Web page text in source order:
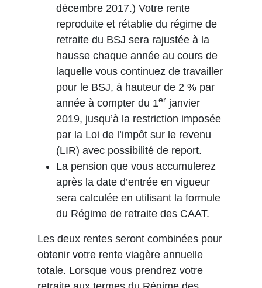
décembre 2017.) Votre rente
reproduite et rétablie du régime de
retraite du BSJ sera rajustée à la
hausse chaque année au cours de
laquelle vous continuez de travailler
pour le BSJ, à hauteur de 2 % par
année à compter du 1er janvier
2019, jusqu’à la restriction imposée
par la Loi de l’impôt sur le revenu
(LIR) avec possibilité de report.
La pension que vous accumulerez
après la date d’entrée en vigueur
sera calculée en utilisant la formule
du Régime de retraite des CAAT.
Les deux rentes seront combinées pour
obtenir votre rente viagère annuelle
totale. Lorsque vous prendrez votre